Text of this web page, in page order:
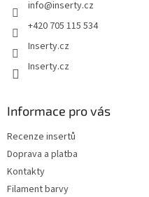
info@inserty.cz
+420 705 115 534
Inserty.cz
Inserty.cz
Informace pro vás
Recenze insertů
Doprava a platba
Kontakty
Filament barvy